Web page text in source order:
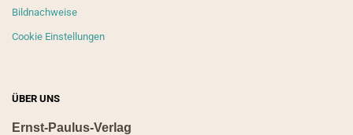
Bildnachweise
Cookie Einstellungen
ÜBER UNS
Ernst-Paulus-Verlag